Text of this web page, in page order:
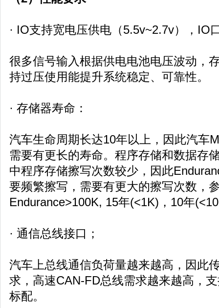
· IO支持宽电压供电（5.5v~2.7v），IO
很多信号输入根据供电电池电压波动，
持过压使用能提升系统稳定、可靠性。
· 存储器寿命：
汽车生命周期长达10年以上，因此汽车
需要有更长的寿命。程序存储和数据存
中程序存储擦写次数较少，因此
要频繁擦写，需要有更大的擦写次数，
Endurance>100K, 15年(<1K)，10年
· 通信总线接口；
汽车上总线通信负荷量越来越高，因此
求，高速CAN-FD总线需求越来越高，
标配。